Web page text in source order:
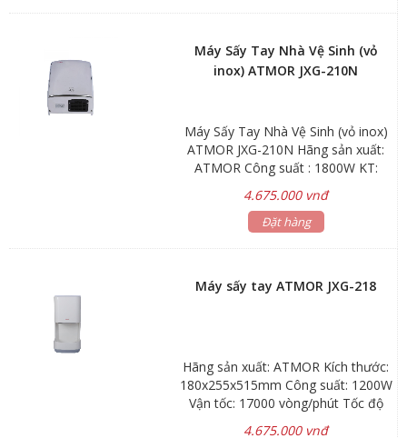
Máy Sấy Tay Nhà Vệ Sinh (vỏ
inox) ATMOR JXG-210N
Máy Sấy Tay Nhà Vệ Sinh (vỏ inox)
ATMOR JXG-210N Hãng sản xuất:
ATMOR Công suất : 1800W KT:
kiện 1 năm
4.675.000 vnđ
Đặt hàng
Máy sấy tay ATMOR JXG-218
Hãng sản xuất: ATMOR Kích thước:
180x255x515mm Công suất: 1200W
Vận tốc: 17000 vòng/phút Tốc độ
4.675.000 vnđ